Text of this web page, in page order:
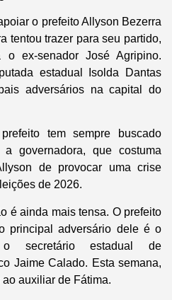
o prefeito Allyson Bezerra
tentou trazer para seu partido,
ex-senador José Agripino.
estadual Isolda Dantas
adversários na capital do
tem sempre buscado
governadora, que costuma
de provocar uma crise
de 2026.
é ainda mais tensa. O prefeito
principal adversário dele é o
secretário estadual de
Jaime Calado. Esta semana,
auxiliar de Fátima.